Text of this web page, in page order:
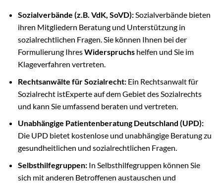
Sozialverbände (z.B. VdK, SoVD):Sozialverbände bieten
ihren Mitgliedern Beratung und Unterstützung in
sozialrechtlichen Fragen. Sie können Ihnen bei der
Formulierung IhresWiderspruchshelfen und Sie im
Klageverfahren vertreten.
Rechtsanwälte für Sozialrecht:Ein Rechtsanwalt für
Sozialrecht istExperte auf dem Gebiet des Sozialrechts
und kann Sie umfassend beraten und vertreten.
Unabhängige Patientenberatung Deutschland (UPD):
Die UPD bietet kostenlose und unabhängige Beratung zu
gesundheitlichen und sozialrechtlichen Fragen.
Selbsthilfegruppen:In Selbsthilfegruppen können Sie
sich mit anderen Betroffenen austauschen und